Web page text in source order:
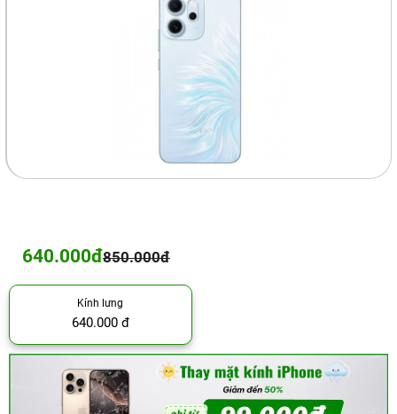
640.000đ850.000đ
Kính lưng
640.000 đ